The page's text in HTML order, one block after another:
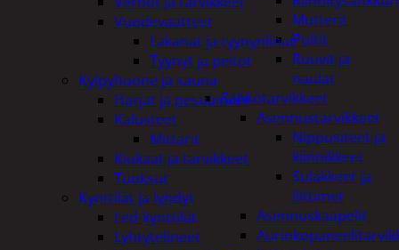
Mutterit
Pultit
Ruuvit ja
naulat
Sähkötarvikkeet
Asennustarvikkeet
Nippusiteet ja
kiinnikkeet
Sulakkeet ja
liittimet
Asennuskaapelit
Vuodevaatteet
Lakanat ja tyynynlinat
Tyynyt ja peitot
Kylpyhuone ja sauna
Harjat ja pesuaineet
Kalusteet
Mittarit
Kiukaat ja tarvikkeet
Tuoksut
Kynttilät ja lyhdyt
Led-kynttilät
Lyhtytelineet